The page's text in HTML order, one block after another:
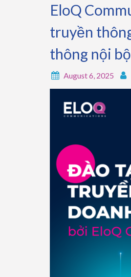
EloQ
truyền
thông nội
August 6, 2025